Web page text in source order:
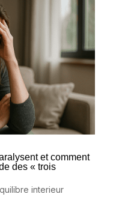
et comment
des « trois
interieur